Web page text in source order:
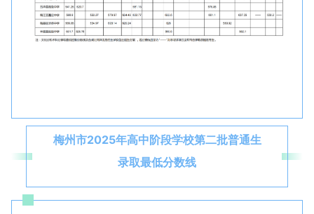
梅州市2025年高中阶段学校第二批普通生
录取最低分数线